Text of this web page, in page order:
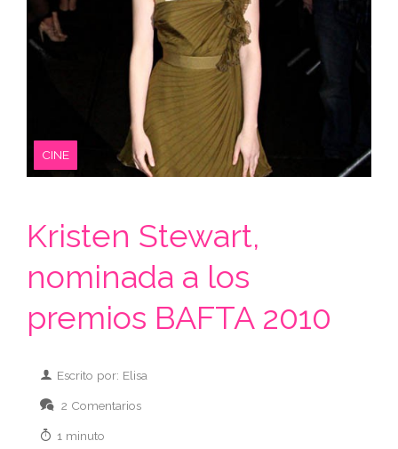
CINE
Kristen Stewart,
nominada a los
premios BAFTA 2010
Escrito por: Elisa
2 Comentarios
1 minuto